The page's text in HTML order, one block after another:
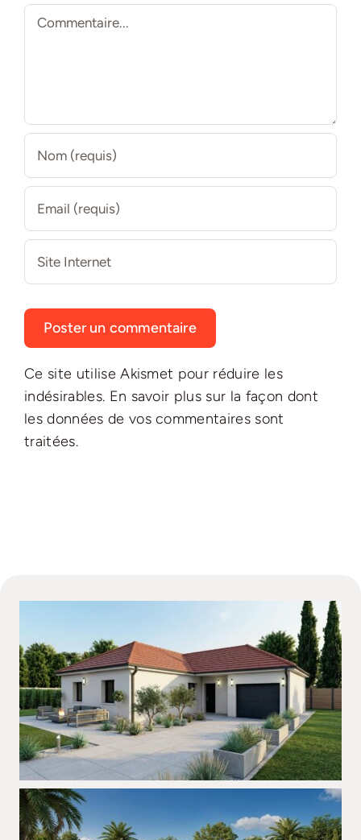
Commentaire
Ce site utilise Akismet pour réduire les
indésirables. En savoir plus sur la façon dont
les données de vos commentaires sont
traitées.